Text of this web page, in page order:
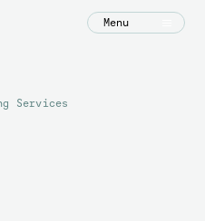
Menu
Services